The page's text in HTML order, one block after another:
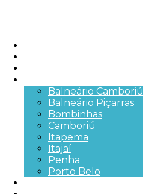
Balneário Camboriú
Balneário Piçarras
Bombinhas
Camboriú
Itapema
Itajaí
Penha
Porto Belo